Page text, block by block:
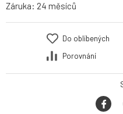
Záruka: 24 měsíců
Do oblíbených
Porovnání